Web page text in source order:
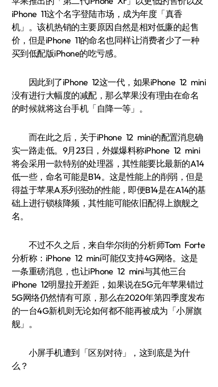
iPhone 11这个名字登陆市场，成为年度「真香
机」。该机热销的主要原因自然是相对低廉的起售
价，但是iPhone 11的命名也同样让消费者少了一种
买到低配版iPhone的吃亏感。
因此到了iPhone 12这一代，如果iPhone 12 mini
没有进行大幅度的减配，那么苹果没有理由在命名
的时候就将这台手机「自降一等」。
而在此之后，关于iPhone 12 mini的配置消息确
实一路走低。9月23日，外媒爆料称iPhone 12 mini
将会采用一款特别的处理器，其性能要比最新的A14
低一些，命名可能是B14。这是性能上的削弱，但是
得益于苹果A系列强劲的性能，即便B14是在A14的基
础上进行锁核降频，其性能可能依旧配得上旗舰之
名。
不过不久之后，来自华尔街的分析师Tom Forte
分析称：iPhone 12 mini可能仅支持4G网络。这是
一条重磅消息，也让iPhone 12 mini与其他三台
iPhone 12明显拉开差距，如果说在5G元年苹果错过
5G网络仍然情有可原，那么在2020年第四季度发布
的一台4G新机则无论如何都不能再被成为「小屏旗
舰」。
小屏手机遭到「区别对待」，这到底是为什
么？